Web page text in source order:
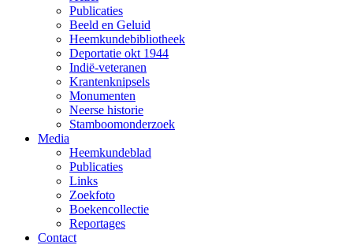
Publicaties
Beeld en Geluid
Heemkundebibliotheek
Deportatie okt 1944
Indië-veteranen
Krantenknipsels
Monumenten
Neerse historie
Stamboomonderzoek
Media
Heemkundeblad
Publicaties
Links
Zoekfoto
Boekencollectie
Reportages
Contact